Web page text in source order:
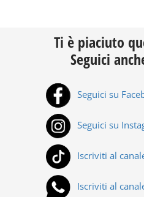
Ti è piaciuto
Seguici
Seguici su
Seguici su
Iscriviti al
Iscriviti al